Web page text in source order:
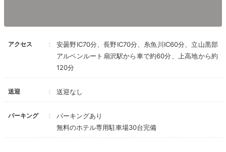
アクセス
安曇野IC70分、長野IC70分、糸魚川IC60分、立山黒部
アルペンルート扇沢駅から車で約60分、上高地から約
120分
送迎 送迎なし
パーキング
パーキングあり
無料のホテル専用駐車場30台完備